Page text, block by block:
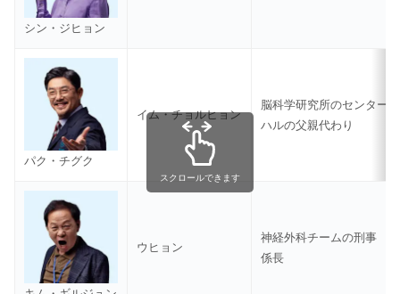
シン・ジヒョン
パク・チグク
イム・チョルヒョン
脳科学研究所のセンター長
ハルの父親代わり
ウヒョン
神経外科チームの刑事
係長
スクロールできます